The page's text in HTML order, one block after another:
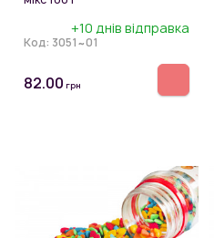
+10 днів відправка
Код: 3051~01
82.00 грн